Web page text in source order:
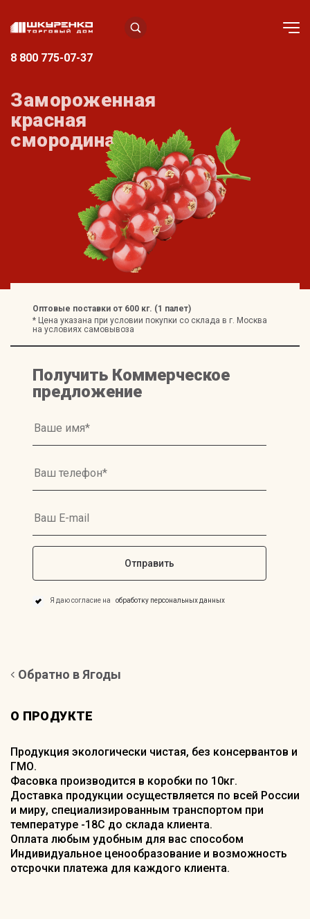
8 800 775-07-37
Замороженная
красная
смородина
Оптовые поставки от 600 кг. (1 палет)
* Цена указана при условии покупки со склада в г. Москва
на условиях самовывоза
Получить Коммерческое
предложение
Я даю согласие на обработку персональных данных
Обратно в Ягоды
О ПРОДУКТЕ
Продукция экологически чистая, без консервантов и
ГМО.
Фасовка производится в коробки по 10кг.
Доставка продукции осуществляется по всей России
и миру, специализированным транспортом при
температуре -18С до склада клиента.
Оплата любым удобным для вас способом
Индивидуальное ценообразование и возможность
отсрочки платежа для каждого клиента.